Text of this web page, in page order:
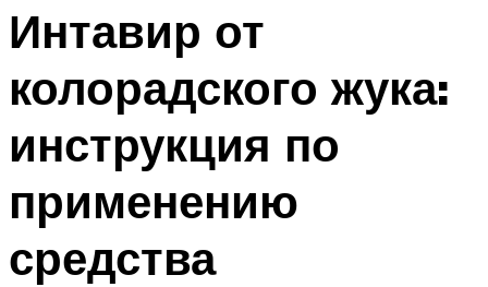
Интавир от
колорадского жука:
инструкция по
применению
средства